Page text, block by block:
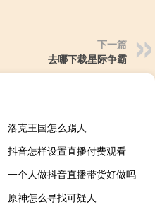
下一篇
去哪下载星际争霸
洛克王国怎么踢人
抖音怎样设置直播付费观看
一个人做抖音直播带货好做吗
原神怎么寻找可疑人